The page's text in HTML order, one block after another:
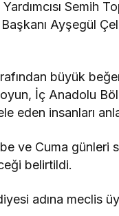
Semih
Ayşegül
büyük
İç Anadolu
eden insanları
ve Cuma günleri
belirtildi.
adına meclis